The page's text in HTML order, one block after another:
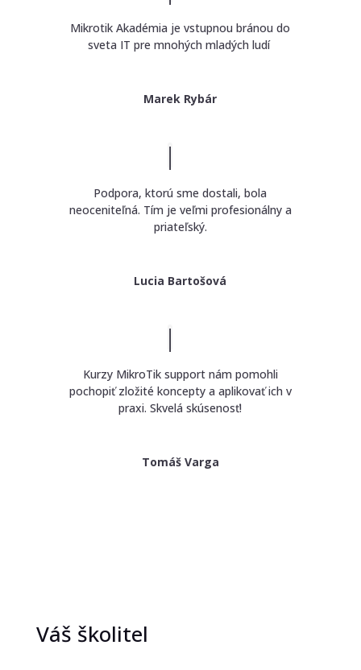
Mikrotik Akadémia je vstupnou bránou do
sveta IT pre mnohých mladých ludí
Marek Rybár
Podpora, ktorú sme dostali, bola
neoceniteľná. Tím je veľmi profesionálny a
priateľský.
Lucia Bartošová
Kurzy MikroTik support nám pomohli
pochopiť zložité koncepty a aplikovať ich v
praxi. Skvelá skúsenosť!
Tomáš Varga
Váš školitel